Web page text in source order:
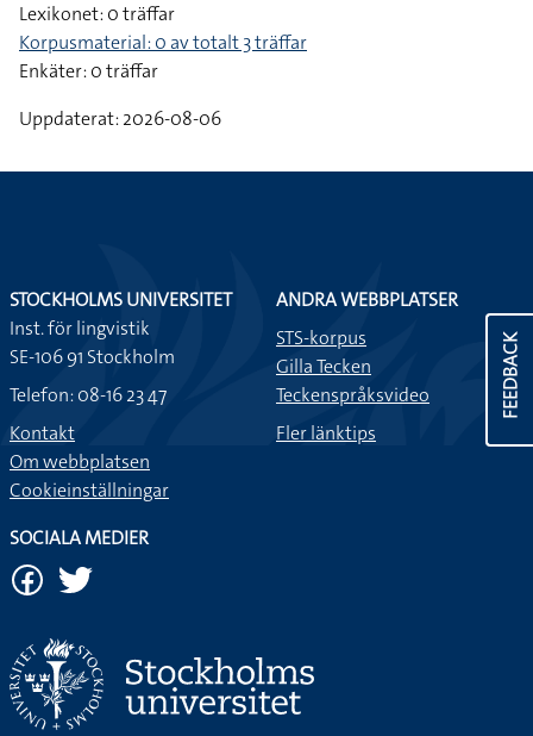
Lexikonet: 0 träffar
Korpusmaterial: 0 av totalt 3 träffar
Enkäter: 0 träffar
Uppdaterat: 2026-08-06
FEEDBACK
STOCKHOLMS UNIVERSITET
Inst. för lingvistik
SE-106 91 Stockholm
Telefon: 08-16 23 47
Kontakt
Om webbplatsen
Cookieinställningar
ANDRA WEBBPLATSER
STS-korpus
Gilla Tecken
Teckenspråksvideo
Fler länktips
SOCIALA MEDIER